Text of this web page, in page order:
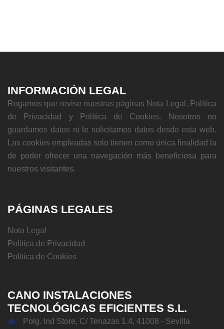
INFORMACIÓN LEGAL
Rogamos que revise nuestras páginas Nota Legal, Política
de Privacidad y Política de Cookies. Nosotros no
guardamos datos ni le solicitamos datos desde esta web.
Las cookies empleadas solo tienen como única finalidad la
de poder ofrecer una navegación más beneficiosa para
nuestros visitantes.
PÁGINAS LEGALES
Nota Legal
Política de Privacidad
Política de Cookies
CANO INSTALACIONES
TECNOLÓGICAS EFICIENTES S.L.
Polg. Ind Store, C/ Tenazas 1.4, 41008 - Sevilla